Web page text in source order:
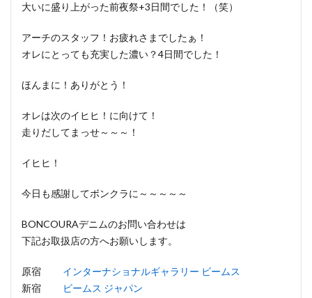
大いに盛り上がった前夜祭+3日間でした！（笑）
アーチのスタッフ！お疲れさまでしたぁ！
オレにとっても充実した濃い？4日間でした！
ほんまに！ありがとう！
オレは次のイヒヒ！に向けて！
走りだしてまっせ～～～！
イヒヒ！
今日も感謝してボンクラに～～～～～
BONCOURAデニムのお問い合わせは
下記お取扱店の方へお願いします。
原宿 インターナショナルギャラリー ビームス
新宿
ビームス ジャパン